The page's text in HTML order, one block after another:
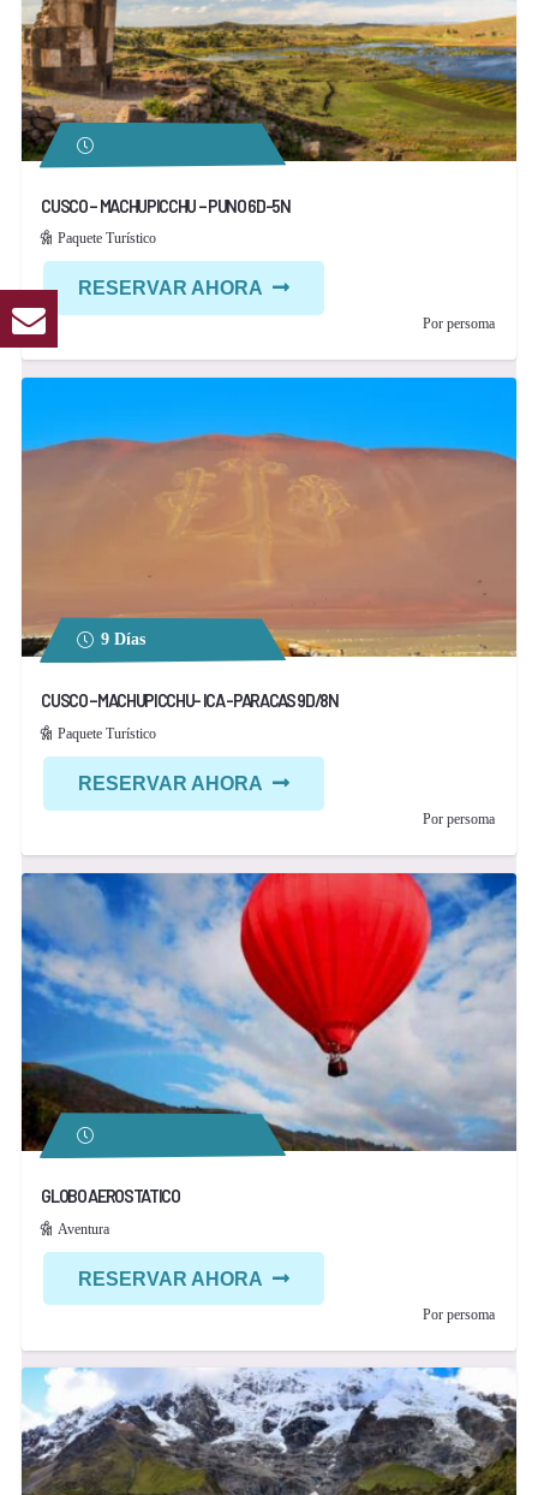
CUSCO – MACHUPICCHU – PUNO 6D-5N
Paquete Turístico
RESERVAR AHORA
Por persoma
9 Días
CUSCO –MACHUPICCHU- ICA -PARACAS 9D/8N
Paquete Turístico
RESERVAR AHORA
Por persoma
GLOBO AEROSTATICO
Aventura
RESERVAR AHORA
Por persoma